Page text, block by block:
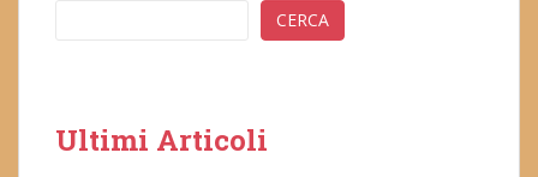
CERCA
Ultimi Articoli